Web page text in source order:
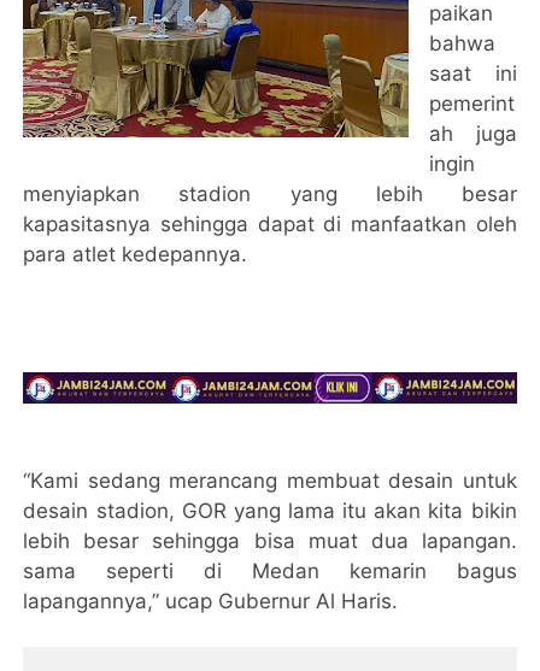
paikan
bahwa
saat ini
pemerint
ah juga
ingin
menyiapkan stadion yang lebih besar
kapasitasnya sehingga dapat di manfaatkan oleh
para atlet kedepannya.
“Kami sedang merancang membuat desain untuk
desain stadion, GOR yang lama itu akan kita bikin
lebih besar sehingga bisa muat dua lapangan.
sama seperti di Medan kemarin bagus
lapangannya,” ucap Gubernur Al Haris.